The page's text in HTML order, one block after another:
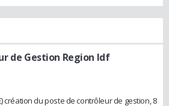
de Gestion Region Idf
création du poste de contrôleur de gestion, 8